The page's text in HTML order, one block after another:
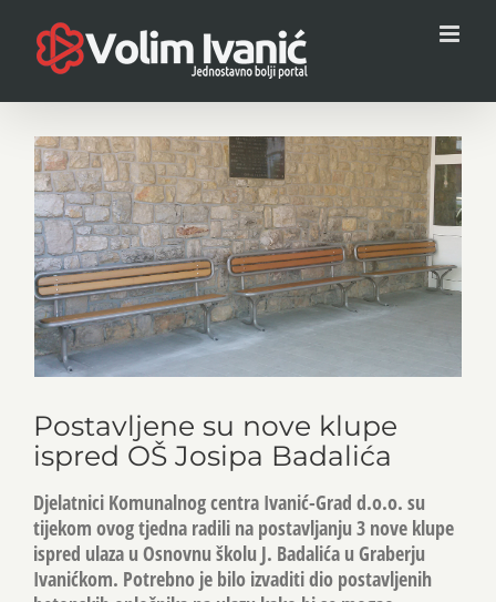
content
View
Larger
Image
Postavljene su nove klupe
ispred OŠ Josipa Badalića
Djelatnici Komunalnog centra Ivanić-Grad d.o.o. su
tijekom ovog tjedna radili na postavljanju 3 nove klupe
ispred ulaza u Osnovnu školu J. Badalića u Graberju
Ivanićkom. Potrebno je bilo izvaditi dio postavljenih